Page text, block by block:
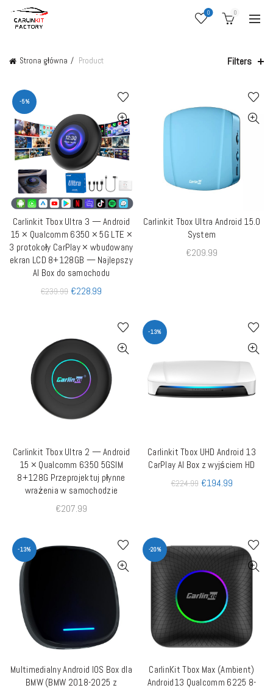
0 0
Strona główna Product Filters
-5%
DODAJ DO KOSZYKA
Carlinkit Tbox Ultra 3 — Android
15 × Qualcomm 6350 × 5G LTE ×
3 protokoły CarPlay × wbudowany
ekran LCD 8+128GB — Najlepszy
AI Box do samochodu
€239.99 €228.99
DODAJ DO KOSZYKA
Carlinkit Tbox Ultra Android 15.0
System
€209.99
DODAJ DO KOSZYKA
Carlinkit Tbox Ultra 2 — Android
15 × Qualcomm 6350 5GSIM
8+128G Przeprojektuj płynne
wrażenia w samochodzie
€207.99
-13%
DODAJ DO KOSZYKA
Carlinkit Tbox UHD Android 13
CarPlay AI Box z wyjściem HD
€224.99 €194.99
-13%
DODAJ DO KOSZYKA
Multimedialny Android IOS Box dla
BMW (BMW 2018-2025 z
-20%
QUICK SHOP
CarlinKit Tbox Max (Ambient)
Android13 Qualcomm 6225 8-